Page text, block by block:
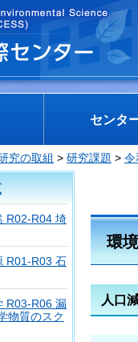
ー
センタ
究の取組 > 研究課題 > 令
R02-R04 埼
R01-R03 石
R03-R06 漏
物質のスク
環
人口